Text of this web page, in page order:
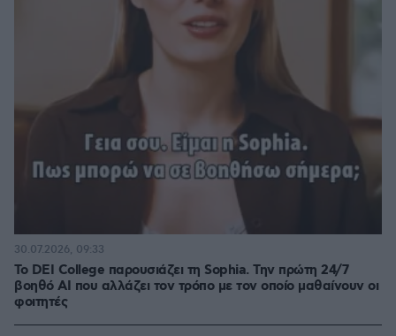
Το DEI College παρουσιάζει τη Sophia. Την πρώτη 24/7
βοηθό AI που αλλάζει τον τρόπο με τον οποίο μαθαίνουν οι
φοιτητές
30.07.2026, 09:33